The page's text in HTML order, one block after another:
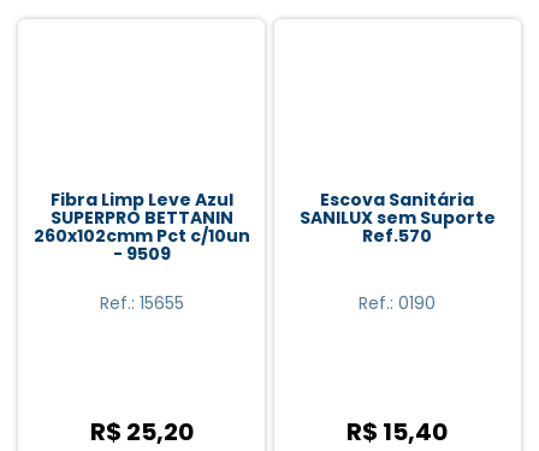
Fibra Limp Leve Azul
SUPERPRO BETTANIN
260x102cmm Pct c/10un
- 9509
Ref.: 15655
R$ 25,20
Escova Sanitária
SANILUX sem Suporte
Ref.570
Ref.: 0190
R$ 15,40